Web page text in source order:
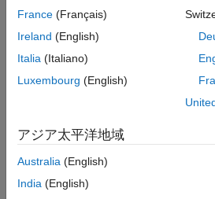
France (Français)
Ireland (English)
Italia (Italiano)
Luxembourg (English)
アジア太平洋地域
Australia (English)
India (English)